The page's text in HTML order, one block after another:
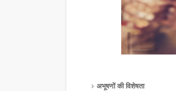
अभूषणों की विशेषता